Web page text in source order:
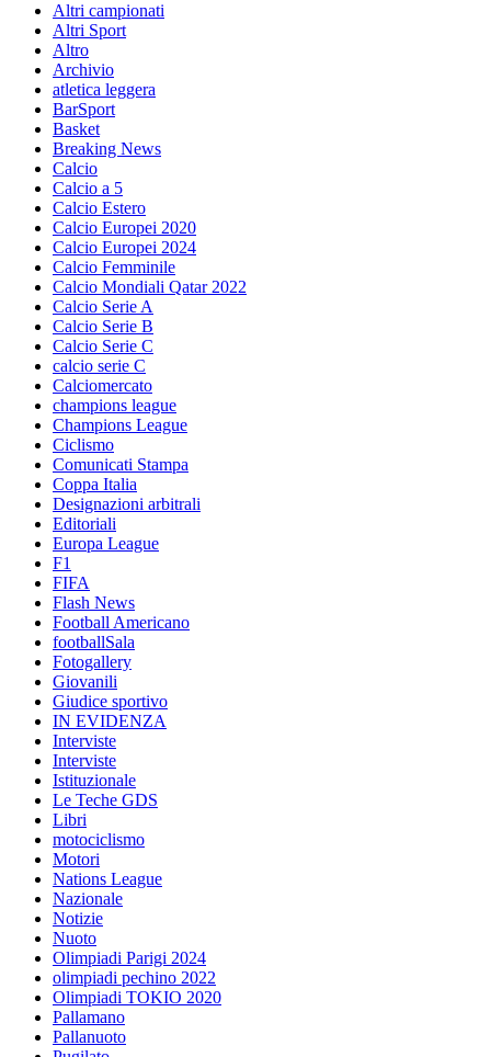
Altri campionati
Altri Sport
Altro
Archivio
atletica leggera
BarSport
Basket
Breaking News
Calcio
Calcio a 5
Calcio Estero
Calcio Europei 2020
Calcio Europei 2024
Calcio Femminile
Calcio Mondiali Qatar 2022
Calcio Serie A
Calcio Serie B
Calcio Serie C
calcio serie C
Calciomercato
champions league
Champions League
Ciclismo
Comunicati Stampa
Coppa Italia
Designazioni arbitrali
Editoriali
Europa League
F1
FIFA
Flash News
Football Americano
footballSala
Fotogallery
Giovanili
Giudice sportivo
IN EVIDENZA
Interviste
Interviste
Istituzionale
Le Teche GDS
Libri
motociclismo
Motori
Nations League
Nazionale
Notizie
Nuoto
Olimpiadi Parigi 2024
olimpiadi pechino 2022
Olimpiadi TOKIO 2020
Pallamano
Pallanuoto